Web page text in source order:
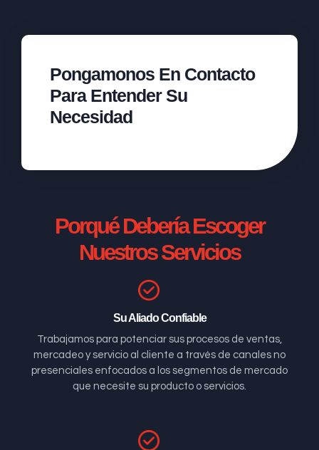
Pongamonos En Contacto
Para Entender Su
Necesidad
Porqué Debería Escoger
Nuestros Servicios
Su Aliado Confiable
Trabajamos para potenciar sus procesos de ventas,
mercadeo y servicio al cliente a través de canales no
presenciales enfocados a los segmentos de mercado
que necesite su producto o servicios.